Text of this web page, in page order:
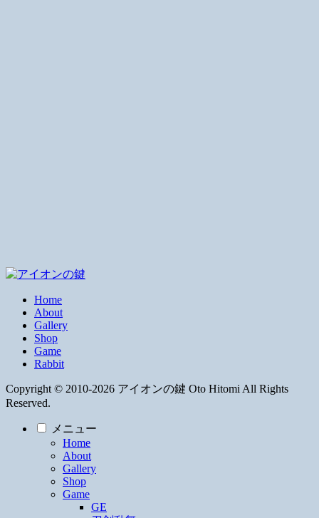
Home
About
Gallery
Shop
Game
Rabbit
Copyright © 2010-2026 アイオンの鍵 Oto Hitomi All Rights
Reserved.
メニュー
Home
About
Gallery
Shop
Game
GE